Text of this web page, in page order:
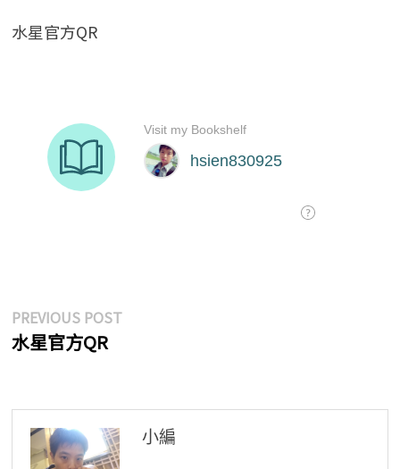
水星官方QR
文
章
覽
PREVIOUS POSTPrevious
水星官方QR
小編